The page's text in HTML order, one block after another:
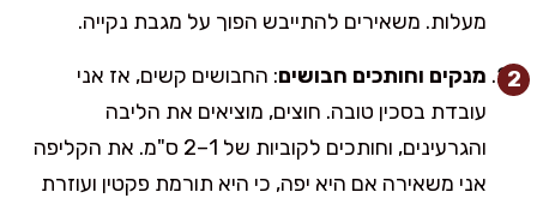
מעלות. משאירים להתייבש הפוך על מגבת נקייה.
מנקים וחותכים חבושים: החבושים קשים, אז אני
עובדת בסכין טובה. חוצים, מוציאים את הליבה
והגרעינים, וחותכים לקוביות של 1–2 ס"מ. את הקליפה
אני משאירה אם היא יפה, כי היא תורמת פקטין ועוזרת